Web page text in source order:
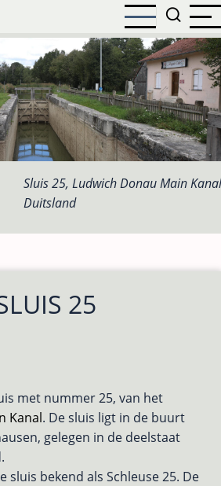
Sluis 25, Ludwich Donau Main
Duitsland
25
met nummer 25, van het
Kanal. De sluis ligt in de buurt
gelegen in de deelstaat
sluis bekend als Schleuse 25. De